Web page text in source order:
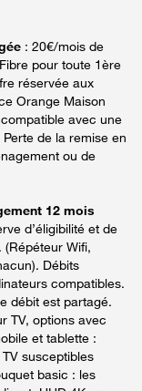
: 20€/mois de
pour toute 1ère
réservée aux
Orange Maison
avec une
de la remise en
ou de
12 mois
d’éligibilité et de
Wifi,
Débits
compatibles.
débit est partagé.
TV, options avec
et tablette :
susceptibles
basic : les